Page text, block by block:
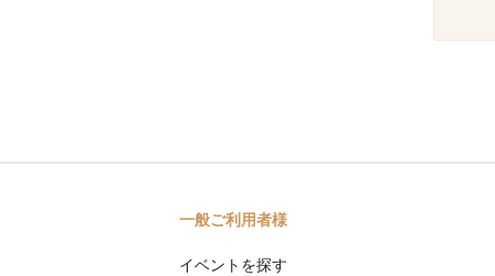
一般ご利用者様
イベントを探す